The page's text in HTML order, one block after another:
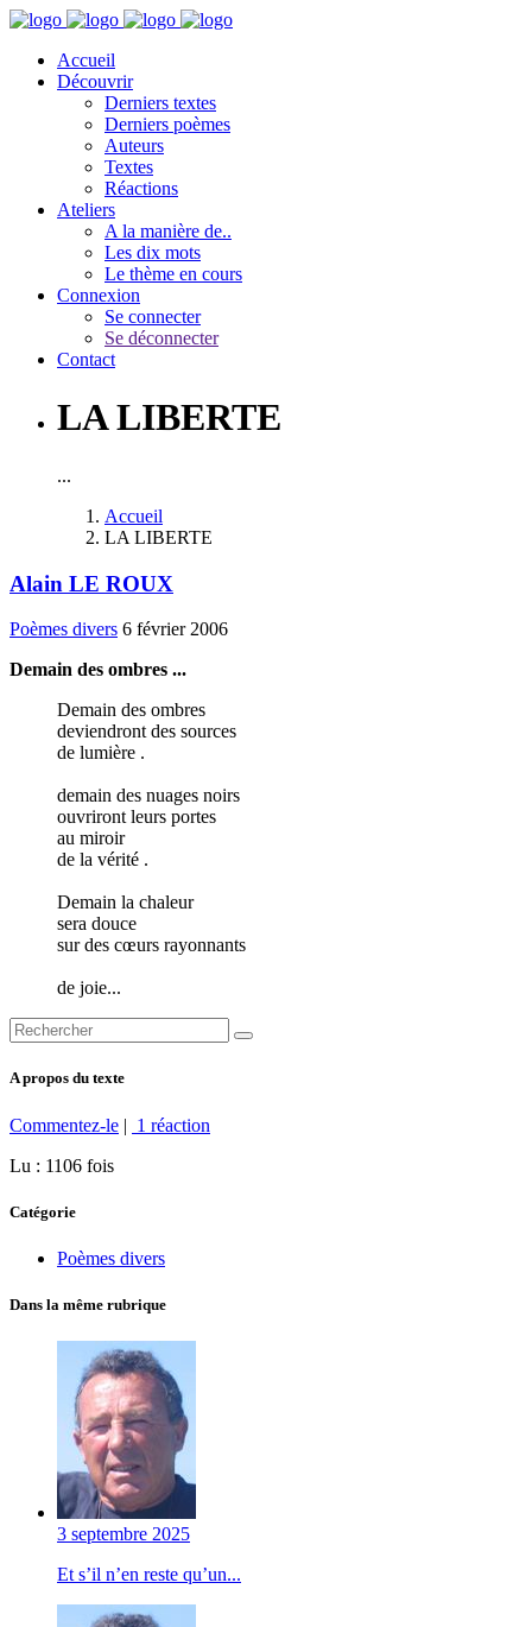
Accueil
Découvrir
Derniers textes
Derniers poèmes
Auteurs
Textes
Réactions
Ateliers
A la manière de..
Les dix mots
Le thème en cours
Connexion
Se connecter
Se déconnecter
Contact
LA LIBERTE
...
Accueil
LA LIBERTE
Alain LE ROUX
Poèmes divers 6 février 2006
Demain des ombres ...
Demain des ombres
deviendront des sources
de lumière .
demain des nuages noirs
ouvriront leurs portes
au miroir
de la vérité .
Demain la chaleur
sera douce
sur des cœurs rayonnants
de joie...
A propos du texte
Commentez-le | 1 réaction
Lu : 1106 fois
Catégorie
Poèmes divers
Dans la même rubrique
3 septembre 2025
Et s’il n’en reste qu’un...